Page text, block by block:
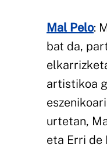
Mal Pelo:
bat da,
artistikoa
urtetan,
eta Erri de